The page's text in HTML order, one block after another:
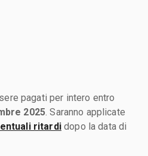
pagati per intero entro
2025 . Saranno applicate
ritardidopo la data di